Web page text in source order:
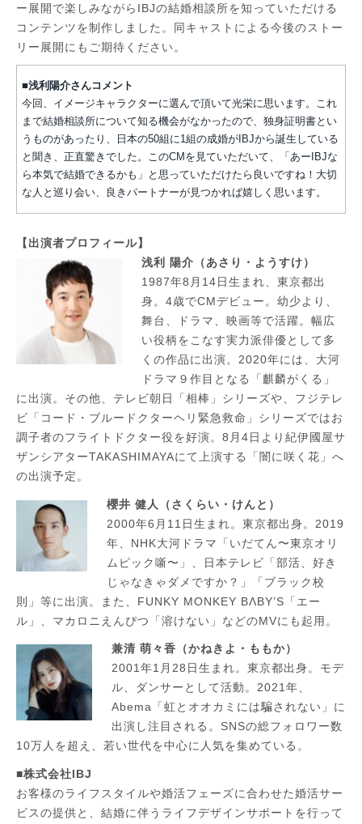
ー展開で楽しみながらIBJの結婚相談所を知っていただける
コンテンツを制作しました。同キャストによる今後のストー
リー展開にもご期待ください。
■浅利陽介さんコメント
今回、イメージキャラクターに選んで頂いて光栄に思います。これ
まで結婚相談所について知る機会がなかったので、独身証明書とい
うものがあったり、日本の50組に1組の成婚がIBJから誕生している
と聞き、正直驚きでした。このCMを見ていただいて、「あーIBJな
ら本気で結婚できるかも」と思っていただけたら良いですね！大切
な人と巡り会い、良きパートナーが見つかれば嬉しく思います。
【出演者プロフィール】
浅利 陽介（あさり・ようすけ）
1987年8月14日生まれ、東京都出
身。4歳でCMデビュー。幼少より、
舞台、ドラマ、映画等で活躍。幅広
い役柄をこなす実力派俳優として多
くの作品に出演。2020年には、大河
ドラマ９作目となる「麒麟がくる」
に出演。その他、テレビ朝日「相棒」シリーズや、フジテレ
ビ「コード・ブルードクターヘリ緊急救命」シリーズではお
調子者のフライトドクター役を好演。8月4日より紀伊國屋サ
ザンシアターTAKASHIMAYAにて上演する「闇に咲く花」へ
の出演予定。
櫻井 健人（さくらい・けんと）
2000年6月11日生まれ。東京都出身。2019
年、NHK大河ドラマ「いだてん〜東京オリ
ムピック噺〜」、日本テレビ「部活、好き
じゃなきゃダメですか？」「ブラック校
則」等に出演。また、FUNKY MONKEY BΛBY’S「エー
ル」、マカロニえんぴつ「溶けない」などのMVにも起用。
兼清 萌々香（かねきよ・ももか）
2001年1月28日生まれ。東京都出身。モデ
ル、ダンサーとして活動。2021年、
Abema「虹とオオカミには騙されない」に
出演し注目される。SNSの総フォロワー数
10万人を超え、若い世代を中心に人気を集めている。
■株式会社IBJ
​お客様のライフスタイルや婚活フェーズに合わせた婚活サー
ビスの提供と、結婚に伴うライフデザインサポートを行って